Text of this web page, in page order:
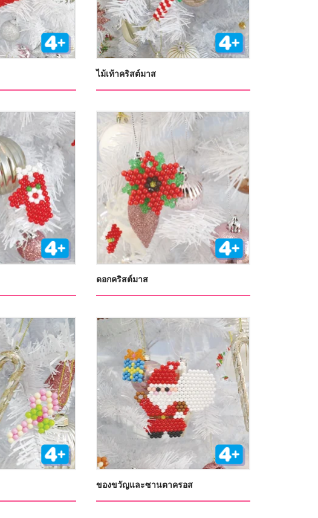
ไม้เท้าคริสต์มาส
ดอกคริสต์มาส
ของขวัญและซานตาครอส